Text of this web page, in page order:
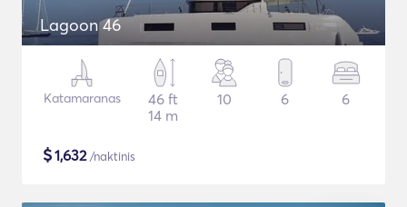
Lagoon 46
Katamaranas
46 ft
14 m
10 6 6
$1,632/naktinis